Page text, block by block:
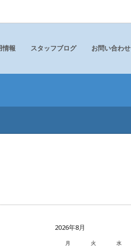
情報 スタッフブログ お問い合わせ
2026年8月
月 火 水